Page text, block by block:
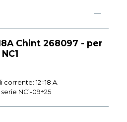
Chint 268097 - per
12÷18 A.
NC1-09÷25